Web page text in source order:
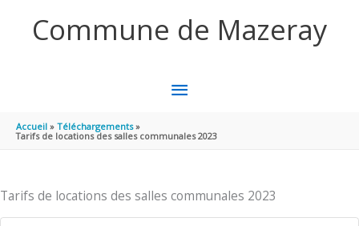
Commune de Mazeray
MENU
PRINCIPAL
Accueil
Téléchargements
Tarifs de locations des salles communales 2023
Tarifs de locations des salles communales 2023